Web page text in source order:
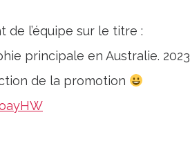
de l’équipe sur le titre :
principale en Australie. 2023
de la promotion